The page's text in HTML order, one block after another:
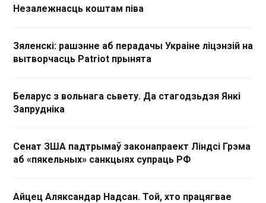
Незалежнасць коштам піва
Зяленскі: рашэнне аб перадачы Украіне ліцэнзій на
вытворчасць Patriot прынята
Беларус з вольнага сьвету. Да стагодзьдзя Янкі
Запрудніка
Сенат ЗША падтрымаў законапраект Ліндсі Грэма
аб «пякельных» санкцыях супраць РФ
Айцец Аляксандар Надсан. Той, хто працягвае